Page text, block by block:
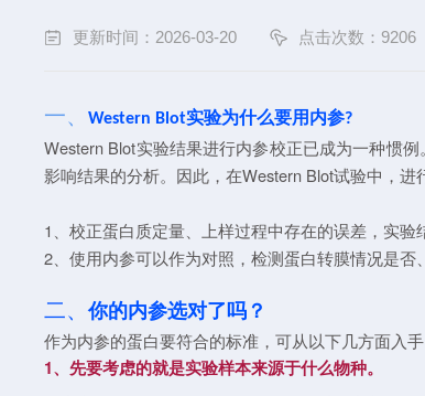
更新时间：2026-03-20 点击次数：9206
一、Western Blot实验为什么要用内参?
Western Blot实验结果进行内参校正已成为一种惯
影响结果的分析。因此，在Western Blot试验中，进
1、校正蛋白质定量、上样过程中存在的误差，实验
2、使用内参可以作为对照，检测蛋白转膜情况是否
二、你的内参选对了吗？
作为内参的蛋白要符合的标准，可从以下几方面入手
1、先要考虑的就是实验样本来源于什么物种。